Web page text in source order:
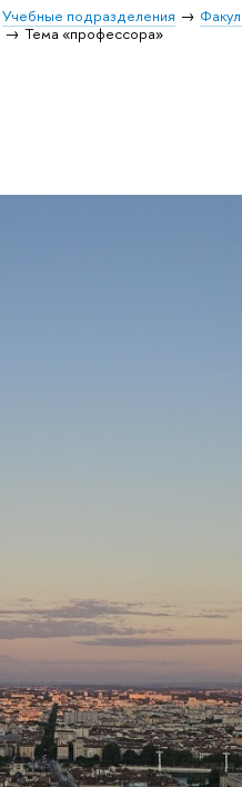
Учебные подразделения
Тема «профессора»